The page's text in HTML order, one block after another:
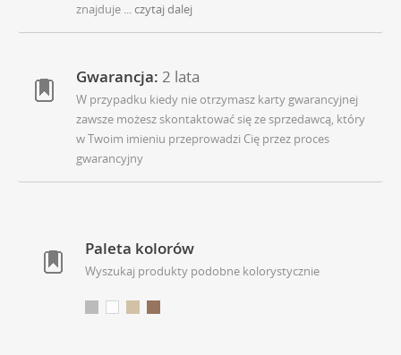
znajduje ... czytaj dalej
Gwarancja: 2 lata
W przypadku kiedy nie otrzymasz karty gwarancyjnej
zawsze możesz skontaktować się ze sprzedawcą, który
w Twoim imieniu przeprowadzi Cię przez proces
gwarancyjny
Paleta kolorów
Wyszukaj produkty podobne kolorystycznie